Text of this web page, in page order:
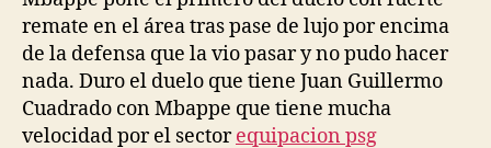
remate en el área tras pase de lujo por encima
de la defensa que la vio pasar y no pudo hacer
nada. Duro el duelo que tiene Juan Guillermo
Cuadrado con Mbappe que tiene mucha
velocidad por el sectorequipacion psg